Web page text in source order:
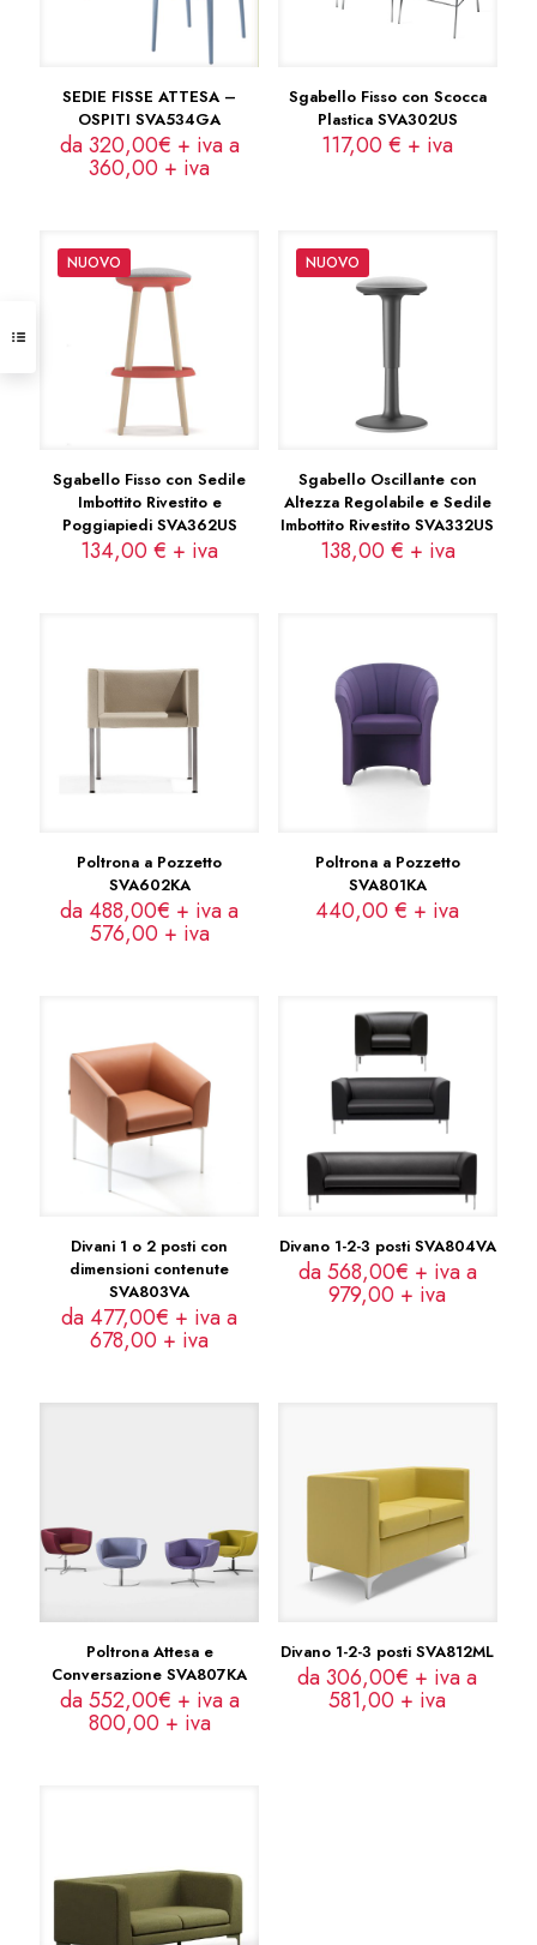
SEDIE FISSE ATTESA –
OSPITI SVA534GA
da 320,00€ + iva a
360,00 + iva
Sgabello Fisso con Scocca
Plastica SVA302US
117,00€ + iva
NUOVO
Sgabello Fisso con Sedile
Imbottito Rivestito e
Poggiapiedi SVA362US
134,00€ + iva
NUOVO
Sgabello Oscillante con
Altezza Regolabile e Sedile
Imbottito Rivestito SVA332US
138,00 € + iva
Poltrona a Pozzetto
SVA602KA
da 488,00€ + iva a
576,00 + iva
Poltrona a Pozzetto
SVA801KA
440,00€ + iva
Divani 1 o 2 posti con
dimensioni contenute
SVA803VA
da 477,00€ + iva a
678,00 + iva
Divano 1-2-3 posti SVA804VA
da 568,00€ + iva a
979,00 + iva
Poltrona Attesa e
Conversazione SVA807KA
da 552,00€ + iva a
800,00 + iva
Divano 1-2-3 posti SVA812ML
da 306,00€ + iva a
581,00 + iva